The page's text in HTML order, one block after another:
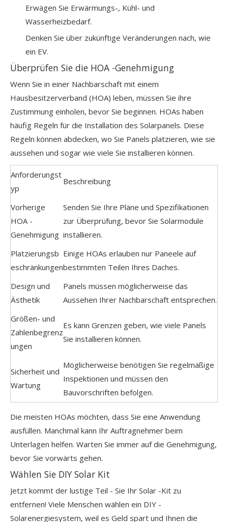
Erwägen Sie Erwärmungs-, Kühl- und
Wasserheizbedarf.
Denken Sie über zukünftige Veränderungen nach, wie
ein EV.
Überprüfen Sie die HOA -Genehmigung
Wenn Sie in einer Nachbarschaft mit einem
Hausbesitzerverband (HOA) leben, müssen Sie ihre
Zustimmung einholen, bevor Sie beginnen. HOAs haben
häufig Regeln für die Installation des Solarpanels. Diese
Regeln können abdecken, wo Sie Panels platzieren, wie sie
aussehen und sogar wie viele Sie installieren können.
Anforderungst
yp
Beschreibung
Vorherige
HOA -
Genehmigung
Senden Sie Ihre Pläne und Spezifikationen
zur Überprüfung, bevor Sie Solarmodule
installieren.
Platzierungsb
eschränkungen
Einige HOAs erlauben nur Paneele auf
bestimmten Teilen Ihres Daches.
Design und
Ästhetik
Panels müssen möglicherweise das
Aussehen Ihrer Nachbarschaft entsprechen.
Größen- und
Zahlenbegrenz
ungen
Es kann Grenzen geben, wie viele Panels
Sie installieren können.
Sicherheit und
Wartung
Möglicherweise benötigen Sie regelmäßige
Inspektionen und müssen den
Bauvorschriften befolgen.
Die meisten HOAs möchten, dass Sie eine Anwendung
ausfüllen. Manchmal kann Ihr Auftragnehmer beim
Unterlagen helfen. Warten Sie immer auf die Genehmigung,
bevor Sie vorwärts gehen.
Wählen Sie DIY Solar Kit
Jetzt kommt der lustige Teil - Sie Ihr Solar -Kit zu
entfernen! Viele Menschen wählen ein DIY -
Solarenergiesystem, weil es Geld spart und Ihnen die